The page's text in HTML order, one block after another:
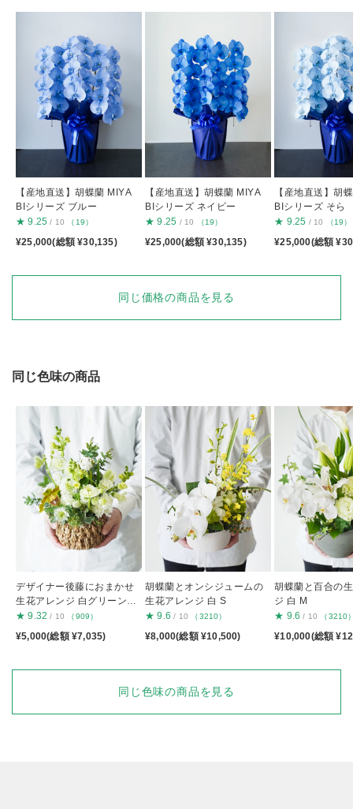
【産地直送】胡蝶蘭 MIYA
BIシリーズ ブルー
★ 9.25 / 10 （19）
¥25,000(総額 ¥30,135)
【産地直送】胡蝶蘭 MIYA
BIシリーズ ネイビー
★ 9.25 / 10 （19）
¥25,000(総額 ¥30,135)
【産地直送】胡
BIシリーズ そら
★ 9.25 / 10 （19）
¥25,000(総額
同じ価格の商品を見る
同じ色味の商品
デザイナー後藤におまかせ
生花アレンジ 白グリーンS
S
★ 9.32 / 10 （909）
¥5,000(総額 ¥7,035)
胡蝶蘭とオンシジュームの
生花アレンジ 白 S
★ 9.6 / 10 （3210）
¥8,000(総額 ¥10,500)
胡蝶蘭と百合の
ジ 白 M
★ 9.6 / 10 （3210
¥10,000(総額
同じ色味の商品を見る